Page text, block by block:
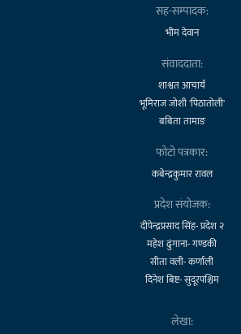
सह-सम्पादक:
भीम देवान
संवाददाता:
शाश्वत आचार्य
भूमिराज जोशी 'पिठातोली'
बबिता तामाङ
फोटो पत्रकार:
कबेन्द्रकुमार रावल
प्रदेश संयोजक:
दीपेन्द्रप्रसाद सिंह- प्रदेश २
महेश ढुंगाना- गण्डकी
सीता वली- कर्णाली
दिनेश बिष्ट- सुदूरपश्चिम
लेखा: